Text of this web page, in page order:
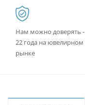
Нам можно доверять -
22 года на ювелирном
рынке